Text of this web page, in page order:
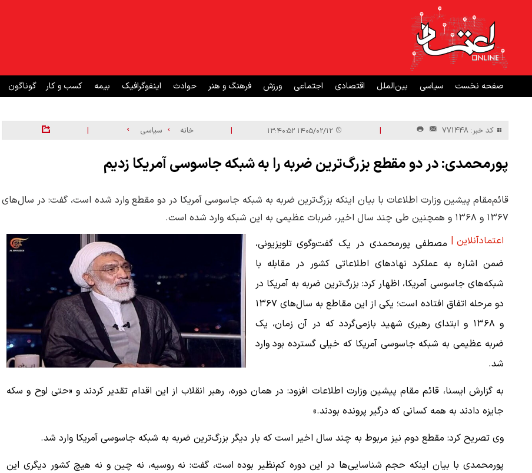
صفحه نخست سیاسی بین‌الملل اقتصادی اجتماعی ورزش فرهنگ و هنر حوادث اینفوگرافیک بیمه کسب و کار گوناگون
کد خبر: 771448 |
| خانه سیاسی |
پورمحمدی: در دو مقطع بزرگ‌ترین ضربه را به شبکه جاسوسی آمریکا زدیم
قائم‌مقام پیشین وزارت اطلاعات با بیان اینکه بزرگ‌ترین ضربه به شبکه جاسوسی آمریکا در دو مقطع وارد شده است، گفت: در سال‌های
١٣۶۷ و ١٣۶٨ و همچنین طی چند سال اخیر، ضربات عظیمی به این شبکه وارد شده است.
اعتمادآنلاین | مصطفی پورمحمدی در یک گفت‌وگوی تلویزیونی،
ضمن اشاره به عملکرد نهادهای اطلاعاتی کشور در مقابله با
شبکه‌های جاسوسی آمریکا، اظهار کرد: بزرگ‌ترین ضربه به آمریکا در
دو مرحله اتفاق افتاده است؛ یکی از این مقاطع به سال‌های ١٣۶۷
و ١٣۶٨ و ابتدای رهبری شهید بازمی‌گردد که در آن زمان، یک
ضربه عظیمی به شبکه جاسوسی آمریکا که خیلی گسترده بود وارد
شد.
به گزارش ایسنا، قائم مقام پیشین وزارت اطلاعات افزود: در همان دوره، رهبر انقلاب از این اقدام تقدیر کردند و «حتی لوح و سکه
جایزه دادند به همه کسانی که درگیر پرونده بودند.»
وی تصریح کرد: مقطع دوم نیز مربوط به چند سال اخیر است که بار دیگر بزرگ‌ترین ضربه به شبکه جاسوسی آمریکا وارد شد.
پورمحمدی با بیان اینکه حجم شناسایی‌ها در این دوره کم‌نظیر بوده است، گفت: نه روسیه، نه چین و نه هیچ کشور دیگری این